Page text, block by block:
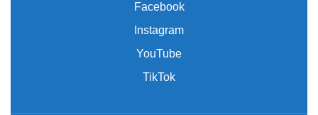
Facebook
Instagram
YouTube
TikTok